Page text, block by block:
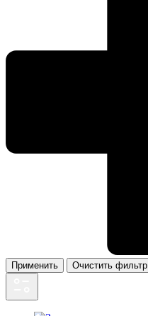
Применить Очистить фильтр